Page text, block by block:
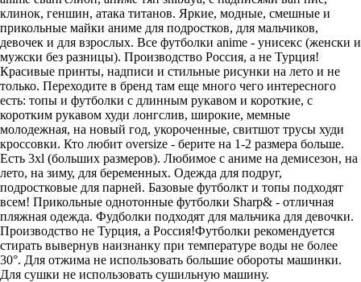
клинок, геншин, атака титанов. Яркие, модные, смешные и
прикольные майки аниме для подростков, для мальчиков,
девочек и для взрослых. Все футболки anime - унисекс (женски и
мужски без разницы). Производство Россия, а не Турция!
Красивые принты, надписи и стильные рисунки на лето и не
только. Переходите в бренд там еще много чего интересного
есть: топы и футболки с длинным рукавом и короткие, с
коротким рукавом худи лонгслив, широкие, мемные
молодежная, на новый год, укороченные, свитшот трусы худи
кроссовки. Кто любит oversize - берите на 1-2 размера больше.
Есть 3xl (больших размеров). Любимое с аниме на демисезон, на
лето, на зиму, для беременных. Одежда для подруг,
подростковые для парней. Базовые футболкт и топы подходят
всем! Прикольные однотонные футболки Sharp& - отличная
пляжная одежда. Фудболки подходят для мальчика для девочки.
Производство не Турция, а Россия!Футболки рекомендуется
стирать вывернув наизнанку при температуре воды не более
30°. Для отжима не использовать большие обороты машинки.
Для сушки не использовать сушильную машину.